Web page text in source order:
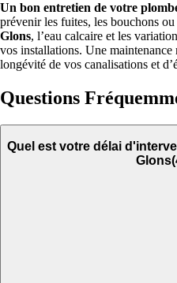
Un bon entretien de votre
prévenir les fuites, les bouchons
Glons, l’eau calcaire et les
vos installations. Une maintenance
longévité de vos canalisations et
Questions
Quel est votre délai